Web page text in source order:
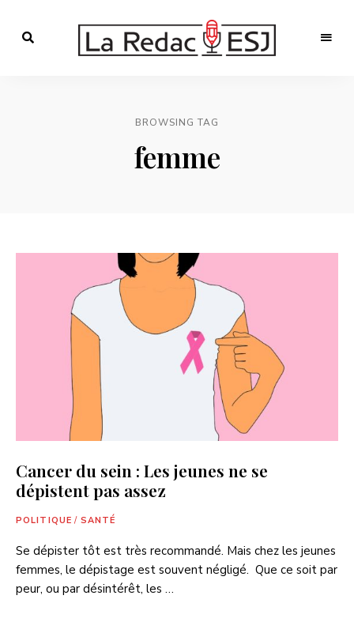
REDAC-
ESJ
BROWSING TAG
femme
Cancer du sein : Les jeunes ne se
dépistent pas assez
POLITIQUE / SANTÉ
Se dépister tôt est très recommandé. Mais chez les jeunes
femmes, le dépistage est souvent négligé. Que ce soit par
peur, ou par désintérêt, les …